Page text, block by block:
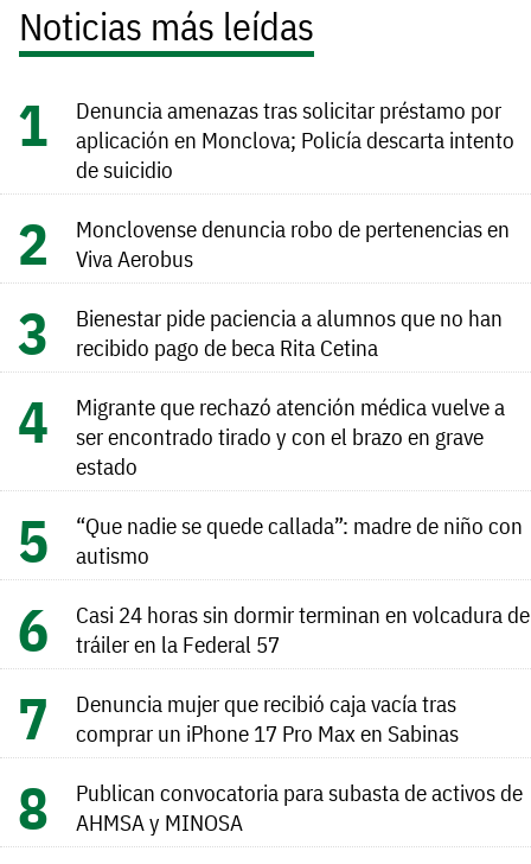
Noticias más leídas
Denuncia amenazas tras solicitar préstamo por
aplicación en Monclova; Policía descarta intento
de suicidio
Monclovense denuncia robo de pertenencias en
Viva Aerobus
Bienestar pide paciencia a alumnos que no han
recibido pago de beca Rita Cetina
Migrante que rechazó atención médica vuelve a
ser encontrado tirado y con el brazo en grave
estado
“Que nadie se quede callada”: madre de niño con
autismo
Casi 24 horas sin dormir terminan en volcadura de
tráiler en la Federal 57
Denuncia mujer que recibió caja vacía tras
comprar un iPhone 17 Pro Max en Sabinas
Publican convocatoria para subasta de activos de
AHMSA y MINOSA